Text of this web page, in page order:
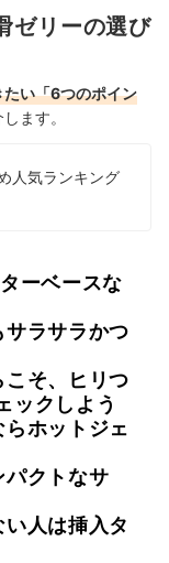
ゼリーの選び
い「6つのポイン
ます。
人気ランキング
ーベースな
ラサラかつ
そ、ヒリつ
ックしよう
ホットジェ
クトなサ
人は挿入タ